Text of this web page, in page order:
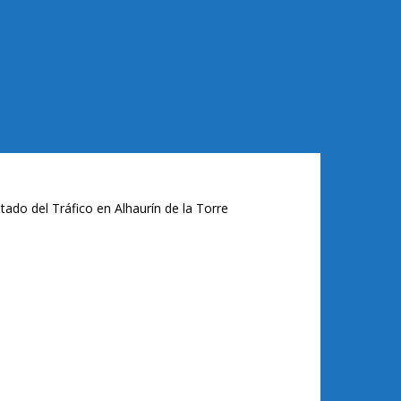
del Tráfico en Alhaurín de la Torre